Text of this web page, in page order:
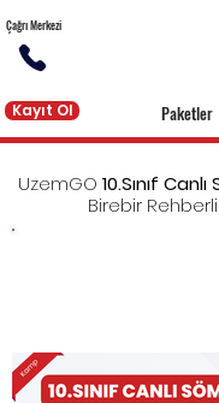
Kayıt Ol Paketler
Çağrı Merkezi
UzemGO 10.Sınıf
Birebir